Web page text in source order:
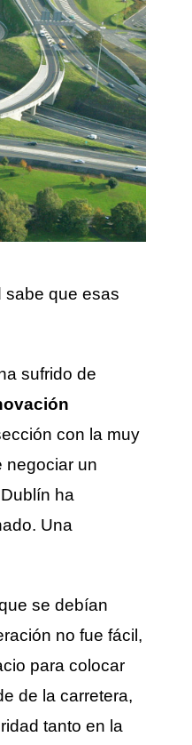
sabe que esas
sufrido de
con la muy
negociar un
ha
Una
se debían
no fue fácil,
para colocar
de la carretera,
tanto en la